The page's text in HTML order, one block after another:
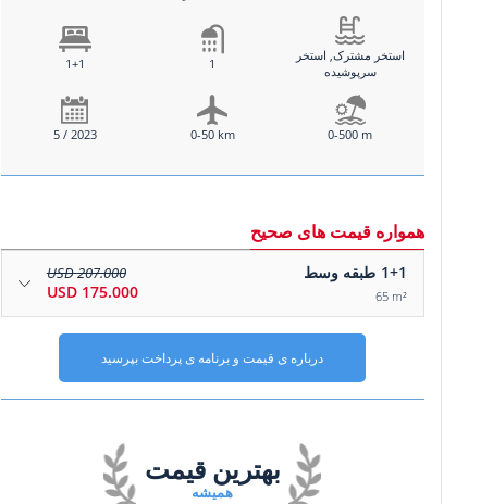
1+1 1
استخر مشترک, استخر
سرپوشیده
5 / 2023 0-50 km 0-500 m
همواره قیمت های صحیح
1+1 طبقه وسط
65 m²
207.000 USD
175.000 USD
درباره ی قیمت و برنامه ی پرداخت بپرسید
همیشه
بهترین قیمت